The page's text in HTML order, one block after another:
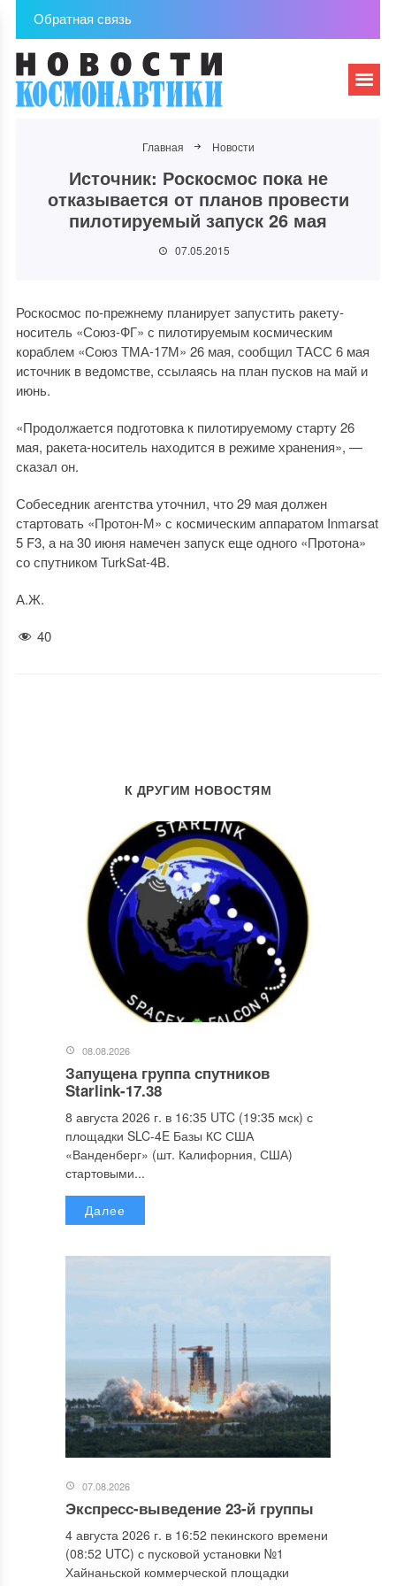
Обратная связь
Главная Новости
Источник: Роскосмос пока не
отказывается от планов провести
пилотируемый запуск 26 мая
07.05.2015
Роскосмос по-прежнему планирует запустить ракету-
носитель «Союз-ФГ» с пилотируемым космическим
кораблем «Союз ТМА-17М» 26 мая, сообщил ТАСС 6 мая
источник в ведомстве, ссылаясь на план пусков на май и
июнь.
«Продолжается подготовка к пилотируемому старту 26
мая, ракета-носитель находится в режиме хранения», —
сказал он.
Собеседник агентства уточнил, что 29 мая должен
стартовать «Протон-М» с космическим аппаратом Inmarsat
5 F3, а на 30 июня намечен запуск еще одного «Протона»
со спутником TurkSat-4B.
А.Ж.
40
К ДРУГИМ НОВОСТЯМ
08.08.2026
Запущена группа спутников
Starlink-17.38
8 августа 2026 г. в 16:35 UTC (19:35 мск) с
площадки SLC-4E Базы КС США
«Ванденберг» (шт. Калифорния, США)
стартовыми...
Далее
07.08.2026
Экспресс-выведение 23-й группы
4 августа 2026 г. в 16:52 пекинского времени
(08:52 UTC) с пусковой установки №1
Хайнаньской коммерческой площадки